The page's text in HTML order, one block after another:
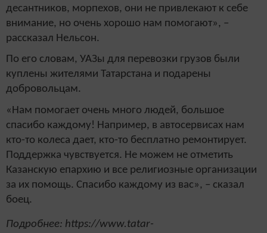
десантников, морпехов, они не привлекают к себе
внимание, но очень хорошо нам помогают», –
рассказал Нельсон.
По его словам, УАЗы для перевозки грузов были
куплены жителями Татарстана и подарены
добровольцам.
«Нам помогает очень много людей, большое
спасибо каждому! Например, в автосервисах нам
кто-то колеса дает, кто-то бесплатно ремонтирует.
Поддержка чувствуется. Не можем не отметить
Казанскую епархию и все религиозные организации
за их помощь. Спасибо каждому из вас», – сказал
боец.
Подробнее: https://www.tatar-